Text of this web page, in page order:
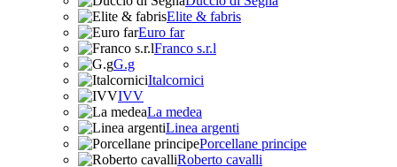
Elite & fabris
Euro far
Franco s.r.l
G.g
Italcornici
IVV
La medea
Linea argenti
Porcellane principe
Roberto cavalli